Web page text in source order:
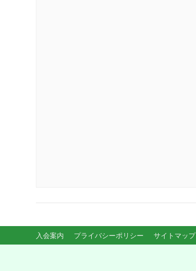
入会案内 プライバシーポリシー サイトマップ